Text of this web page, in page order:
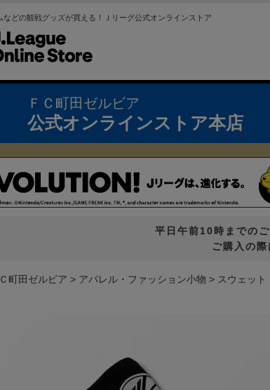
などの観戦グッズが買える！Ｊリーグ公式オンラインストア
ＦＣ町田ゼルビア
公式オンラインストア本店
平日午前10時までの
ご購入の
町田ゼルビア アパレル・ファッション小物 スウェット